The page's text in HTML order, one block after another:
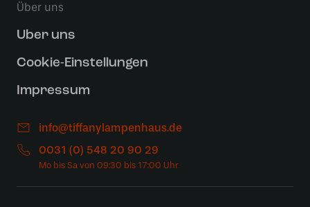
Über uns
Uber uns
Cookie-Einstellungen
Impressum
info@tiffanylampenhaus.de
0031 (0) 548 20 90 29